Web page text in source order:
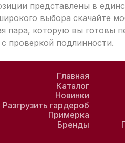
представлены в
выбора скачайте
пара, которую вы готовы
проверкой подлинности.
Главная
Каталог
Новинки
Разгрузить гардероб
Примерка
Бренды